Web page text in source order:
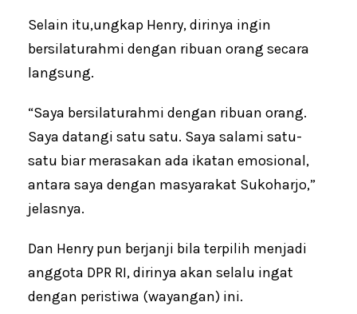
Selain itu,ungkap Henry, dirinya ingin
bersilaturahmi dengan ribuan orang secara
langsung.
“Saya bersilaturahmi dengan ribuan orang.
Saya datangi satu satu. Saya salami satu-
satu biar merasakan ada ikatan emosional,
antara saya dengan masyarakat Sukoharjo,”
jelasnya.
Dan Henry pun berjanji bila terpilih menjadi
anggota DPR RI, dirinya akan selalu ingat
dengan peristiwa (wayangan) ini.